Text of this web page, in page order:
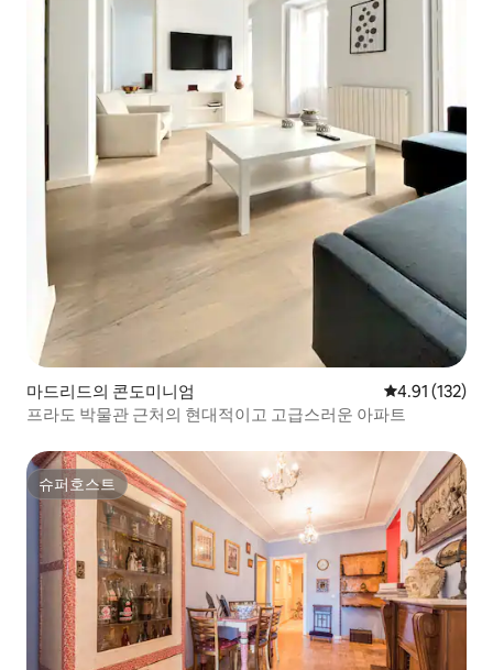
마드리드의 콘도미니엄 평점 4.91점(5
4.91 (132)
프라도 박물관 근처의 현대적이고 고급스러운 아파트
슈퍼호스트
슈퍼호스트